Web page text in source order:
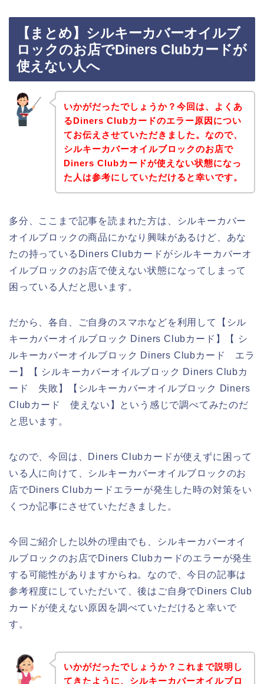
【まとめ】シルキーカバーオイルブ
ロックのお店でDiners Clubカードが
使えない人へ
いかがだったでしょうか？今回は、よくあ
るDiners Clubカードのエラー原因につい
てお伝えさせていただきました。なので、
シルキーカバーオイルブロックのお店で
Diners Clubカードが使えない状態になっ
た人は参考にしていただけると幸いです。
多分、ここまで記事を読まれた方は、シルキーカバー
オイルブロックの商品にかなり興味があるけど、あな
たの持っているDiners Clubカードがシルキーカバーオ
イルブロックのお店で使えない状態になってしまって
困っている人だと思います。
だから、各自、ご自身のスマホなどを利用して【シル
キーカバーオイルブロック Diners Clubカード】【 シ
ルキーカバーオイルブロック Diners Clubカード エラ
ー】【 シルキーカバーオイルブロック Diners Clubカ
ード 失敗】【シルキーカバーオイルブロック Diners
Clubカード 使えない】という感じで調べてみたのだ
と思います。
なので、今回は、Diners Clubカードが使えずに困って
いる人に向けて、シルキーカバーオイルブロックのお
店でDiners Clubカードエラーが発生した時の対策をい
くつか記事にさせていただきました。
今回ご紹介した以外の理由でも、シルキーカバーオイ
ルブロックのお店でDiners Clubカードのエラーが発生
する可能性がありますからね。なので、今日の記事は
参考程度にしていただいて、後はご自身でDiners Club
カードが使えない原因を調べていただけると幸いで
す。
いかがだったでしょうか？これまで説明し
てきたように、シルキーカバーオイルブロ